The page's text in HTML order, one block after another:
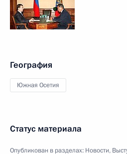
География
Южная Осетия
Статус материала
Опубликован в разделах: Новости,